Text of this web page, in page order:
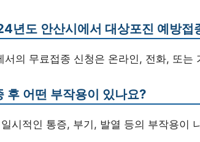
년도 안산시에서 대상포진 예방접
서의 무료접종 신청은 온라인, 전화, 또는
후 어떤 부작용이 있나요?
시적인 통증, 부기, 발열 등의 부작용이